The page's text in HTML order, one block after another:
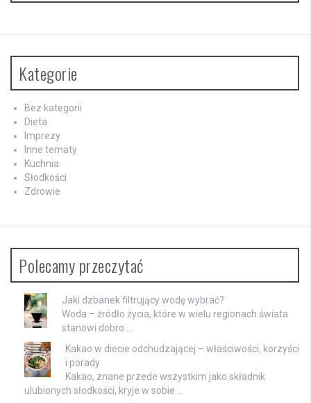
Kategorie
Bez kategorii
Dieta
Imprezy
Inne tematy
Kuchnia
Słodkości
Zdrowie
Polecamy przeczytać
Jaki dzbanek filtrujący wodę wybrać?
Woda – źródło życia, które w wielu regionach świata
stanowi dobro …
Kakao w diecie odchudzającej – właściwości, korzyści
i porady
Kakao, znane przede wszystkim jako składnik
ulubionych słodkości, kryje w sobie …